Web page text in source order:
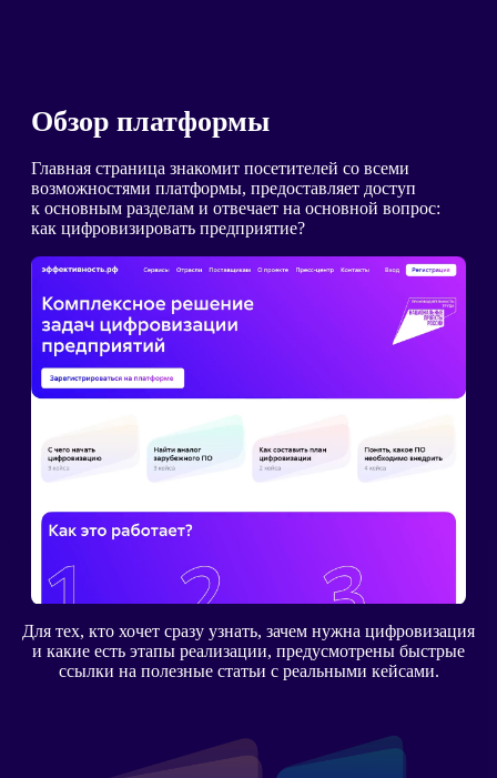
Обзор платформы
Главная страница знакомит посетителей со всеми
возможностями платформы, предоставляет доступ
к основным разделам и отвечает на основной вопрос:
как цифровизировать предприятие?
Для тех, кто хочет сразу узнать, зачем нужна цифровизация
и какие есть этапы реализации, предусмотрены быстрые
ссылки на полезные статьи с реальными кейсами.